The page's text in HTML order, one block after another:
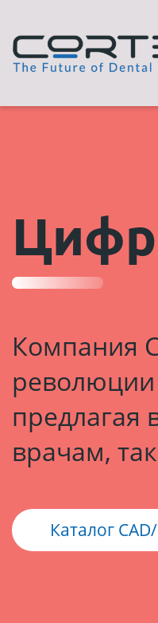
Компания
революции
предлагая
врачам,
Каталог